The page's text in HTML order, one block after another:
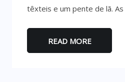
têxteis e um pente de lã.
READ MORE